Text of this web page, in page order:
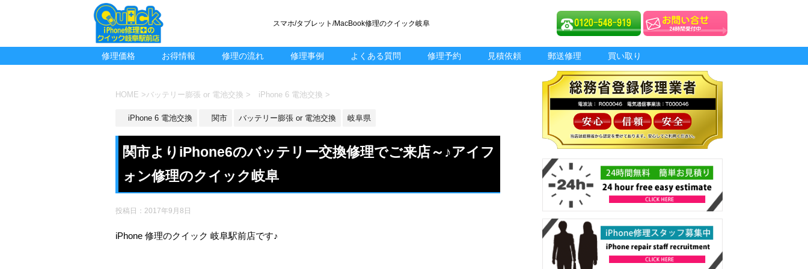
スマホ/タブレット/MacBook修理のクイック岐阜
修理価格 お得情報 修理の流れ 修理事例 よくある質問 修理予約 見積依頼 郵送修理 買い取り
HOME >バッテリー膨張 or 電池交換 > iPhone 6 電池交換 >
iPhone 6 電池交換 関市 バッテリー膨張 or 電池交換 岐阜県
関市よりiPhone6のバッテリー交換修理でご来店～♪アイフ
ォン修理のクイック岐阜
投稿日： 2017年9月8日
iPhone 修理のクイック 岐阜駅前店です♪